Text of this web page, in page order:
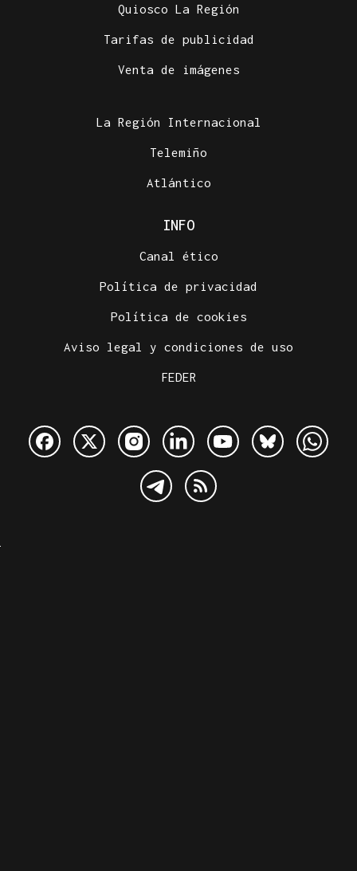
Quiosco La Región
Tarifas de publicidad
Venta de imágenes
La Región Internacional
Telemiño
Atlántico
INFO
Canal ético
Política de privacidad
Política de cookies
Aviso legal y condiciones de uso
FEDER